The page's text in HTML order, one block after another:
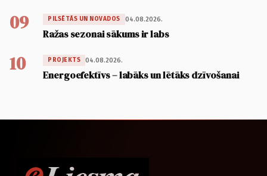
09 PILSĒTĀS UN NOVADOS 04.08.2026.
Ražas sezonai sākums ir labs
10 PROJEKTS 04.08.2026.
Energoefektīvs – labāks un lētāks dzīvošanai